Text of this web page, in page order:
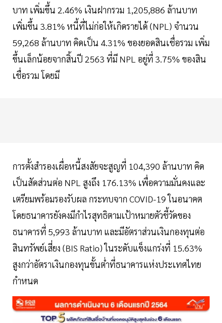
บาท เพิ่มขึ้น 2.46% เงินฝากรวม 1,205,886 ล้านบาท
เพิ่มขึ้น 3.81% หนี้ที่ไม่ก่อให้เกิดรายได้ (NPL) จำนวน
59,268 ล้านบาท คิดเป็น 4.31% ของยอดสินเชื่อรวม เพิ่ม
ขึ้นเล็กน้อยจากสิ้นปี 2563 ที่มี NPL อยู่ที่ 3.75% ของสิน
เชื่อรวม โดยมี
การตั้งสำรองเผื่อหนี้สงสัยจะสูญที่ 104,390 ล้านบาท คิด
เป็นสัดส่วนต่อ NPL สูงถึง 176.13% เพื่อความมั่นคงและ
เตรียมพร้อมรองรับผล กระทบจาก COVID-19 ในอนาคต
โดยธนาคารยังคงมีกำไรสุทธิตามเป้าหมายตัวชี้วัดของ
ธนาคารที่ 5,993 ล้านบาท และมีอัตราส่วนเงินกองทุนต่อ
สินทรัพย์เสี่ยง (BIS Ratio) ในระดับแข็งแกร่งที่ 15.63%
สูงกว่าอัตราเงินกองทุนขั้นต่ำที่ธนาคารแห่งประเทศไทย
กำหนด